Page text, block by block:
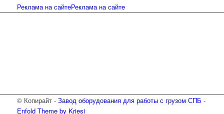
Реклама на сайтеРеклама на сайте
© Копирайт - Завод оборудования для работы с грузом СПБ -
Enfold Theme by Kriesi